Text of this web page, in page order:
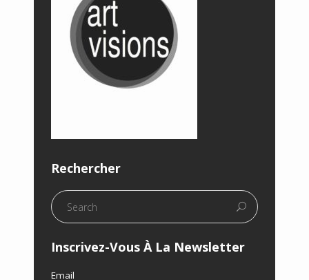
Rechercher
Inscrivez-Vous À La Newsletter
Email